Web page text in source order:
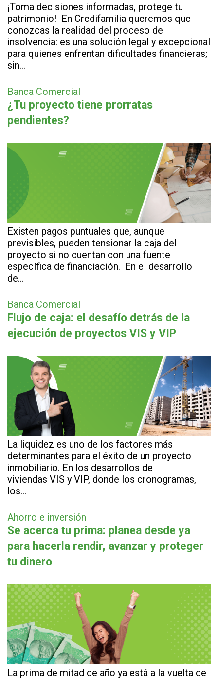
¡Toma decisiones informadas, protege tu
patrimonio! En Credifamilia queremos que
conozcas la realidad del proceso de
insolvencia: es una solución legal y excepcional
para quienes enfrentan dificultades financieras;
sin…
Banca Comercial
¿Tu proyecto tiene prorratas
pendientes?
Existen pagos puntuales que, aunque
previsibles, pueden tensionar la caja del
proyecto si no cuentan con una fuente
específica de financiación. En el desarrollo
de…
Banca Comercial
Flujo de caja: el desafío detrás de la
ejecución de proyectos VIS y VIP
La liquidez es uno de los factores más
determinantes para el éxito de un proyecto
inmobiliario. En los desarrollos de
viviendas VIS y VIP, donde los cronogramas,
los…
Ahorro e inversión
Se acerca tu prima: planea desde ya
para hacerla rendir, avanzar y proteger
tu dinero
La prima de mitad de año ya está a la vuelta de